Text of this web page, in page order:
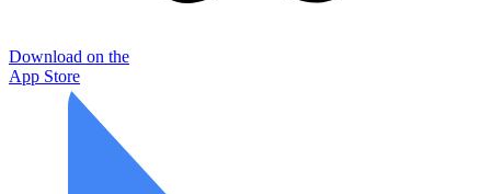
Download on the
App Store